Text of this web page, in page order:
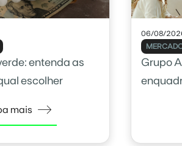
entenda as
escolher
mais
06/08/
Grupo